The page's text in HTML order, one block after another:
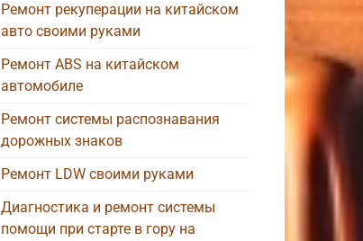
Ремонт рекуперации на китайском
авто своими руками
Ремонт ABS на китайском
автомобиле
Ремонт системы распознавания
дорожных знаков
Ремонт LDW своими руками
Диагностика и ремонт системы
помощи при старте в гору на